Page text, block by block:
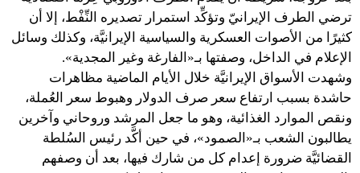
ترضي الطرف الإيرانيّ وتؤكِّد استمرار تصديره النِّفْط، إلا أن
كثيرًا من الأصوات العسكرية والسياسية الإيرانيَّة، وكذلك وسائل
الإعلام في الداخل، وصفتها بـ«الفارغة وغير المجدية».
وشهدت الأسواق الإيرانيَّة خلال الأيام الماضية مظاهرات
حاشدة بسبب ارتفاع سعر صرف الدولار وهبوط سعر العُملة،
ونقص الموارد الغذائية، وهو ما جعل المرشد وروحاني وآخرين
يطالبون الشعب بـ«الصمود»، في حين أكَّد رئيس السُلطة
القضائيَّة ضرورة إعدام كل من شارك فيها، بعد أن وصفهم